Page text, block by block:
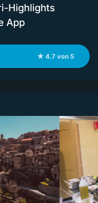
Highlights
App
★ 4.7 von 5